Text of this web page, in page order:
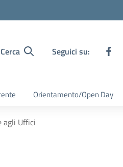
Cerca Seguici su:
Orientamento/Open Day
agli Uffici